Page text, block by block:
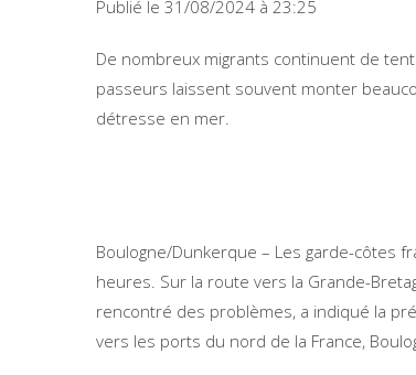
Publié le 31/08/2024 à 23:25
De nombreux migrants continuent de
passeurs laissent souvent monter
détresse en mer.
Boulogne/Dunkerque – Les garde-côtes
heures. Sur la route vers la Grande-
rencontré des problèmes, a indiqué la
vers les ports du nord de la France,